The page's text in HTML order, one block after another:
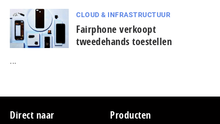
CLOUD & INFRASTRUCTUUR
Fairphone verkoopt
tweedehands toestellen
...
Footer
Direct naar Producten